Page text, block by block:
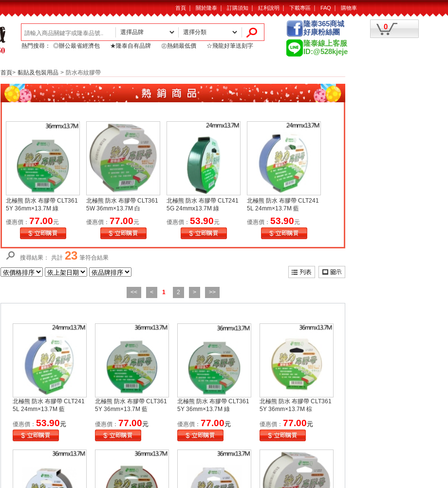
首頁｜ 關於隆泰｜ 訂購須知｜ 紅利說明｜ 下載專區｜ FAQ｜ 購物車
熱門搜尋： ◎辦公最省經濟包 ★隆泰自有品牌 ㊣熱銷最低價 ☆飛龍好筆送刻字
隆泰365商城
好康粉絲團
隆泰線上客服
ID:@528kjeje
首頁> 黏貼及包裝用品 > 防水布紋膠帶
北極熊 防水 布膠帶 CLT361
5Y 36mm×13.7M 綠
優惠價： 77.00元
北極熊 防水 布膠帶 CLT361
5W 36mm×13.7M 白
優惠價： 77.00元
北極熊 防水 布膠帶 CLT241
5G 24mmx13.7M 綠
優惠價： 53.90元
北極熊 防水 布膠帶 CLT241
5L 24mm×13.7M 藍
優惠價： 53.90元
搜尋結果： 共計 23 筆符合結果
<< < 1 2 > >>
北極熊 防水 布膠帶 CLT241
5L 24mm×13.7M 藍
優惠價： 53.90元
北極熊 防水 布膠帶 CLT361
5Y 36mm×13.7M 藍
優惠價： 77.00元
北極熊 防水 布膠帶 CLT361
5Y 36mm×13.7M 綠
優惠價： 77.00元
北極熊 防水 布膠帶 CLT361
5Y 36mm×13.7M 棕
優惠價： 77.00元
0